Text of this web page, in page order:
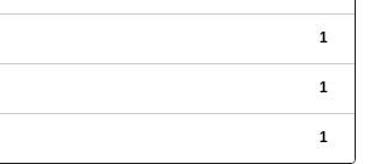
1
1
1